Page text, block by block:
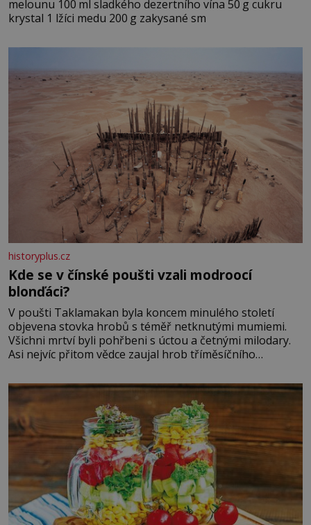
melounu 100 ml sladkého dezertního vína 50 g cukru
krystal 1 lžíci medu 200 g zakysané sm
historyplus.cz
Kde se v čínské poušti vzali modroocí
blonďáci?
V poušti Taklamakan byla koncem minulého století
objevena stovka hrobů s téměř netknutými mumiemi.
Všichni mrtví byli pohřbeni s úctou a četnými milodary.
Asi nejvíc přitom vědce zaujal hrob tříměsíčního
blonďaté vlásky. Fakt, že jsou těla dávných lidí nesmírně
dobře zachovalá, přičítají odborníci zdejším klimatickým
podmínkám. Sucho, prosolené písky a extrémně